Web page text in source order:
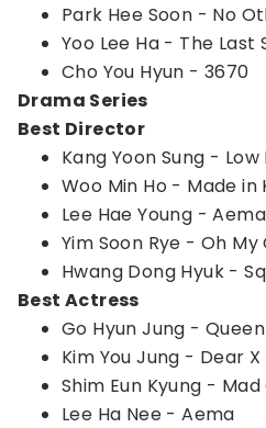
Park Hee Soon - No
Yoo Lee Ha - The Last
Cho You Hyun - 3670
Drama Series
Best Director
Kang Yoon Sung - Low
Woo Min Ho - Made in
Lee Hae Young - Aema
Yim Soon Rye - Oh
Hwang Dong Hyuk -
Best Actress
Go Hyun Jung -
Kim You Jung - Dear X
Shim Eun Kyung -
Lee Ha Nee - Aema